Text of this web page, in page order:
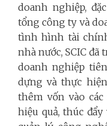
doanh nghiệp,
tổng công ty và
tình hình tài
nhà nước, SCIC
doanh nghiệp
dựng và thực
thêm vốn vào
hiệu quả, thúc